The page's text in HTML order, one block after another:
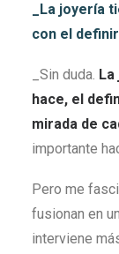
_La joyería
con el
_Sin duda.
hace, el
mirada de
importante
Pero me
fusionan en
interviene